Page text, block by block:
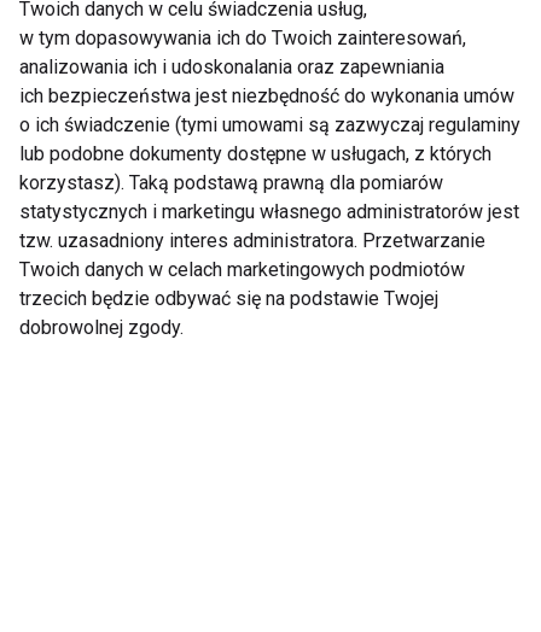
Hormony
Zdrowie hormonalne u
kobiet – jak dieta i styl
życia wpływają na
Dbaj o siebie nie tylko
w Dzień Kobiet - dieta
Twoich danych w celu świadczenia usług,
w tym dopasowywania ich do Twoich zainteresowań,
analizowania ich i udoskonalania oraz zapewniania
ich bezpieczeństwa jest niezbędność do wykonania umów
o ich świadczenie (tymi umowami są zazwyczaj regulaminy
lub podobne dokumenty dostępne w usługach, z których
korzystasz). Taką podstawą prawną dla pomiarów
statystycznych i marketingu własnego administratorów jest
tzw. uzasadniony interes administratora. Przetwarzanie
Twoich danych w celach marketingowych podmiotów
trzecich będzie odbywać się na podstawie Twojej
dobrowolnej zgody.